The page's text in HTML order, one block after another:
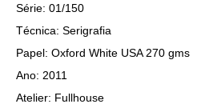
Série: 01/150
Técnica: Serigrafia
Papel: Oxford White USA 270 gms
Ano: 2011
Atelier: Fullhouse